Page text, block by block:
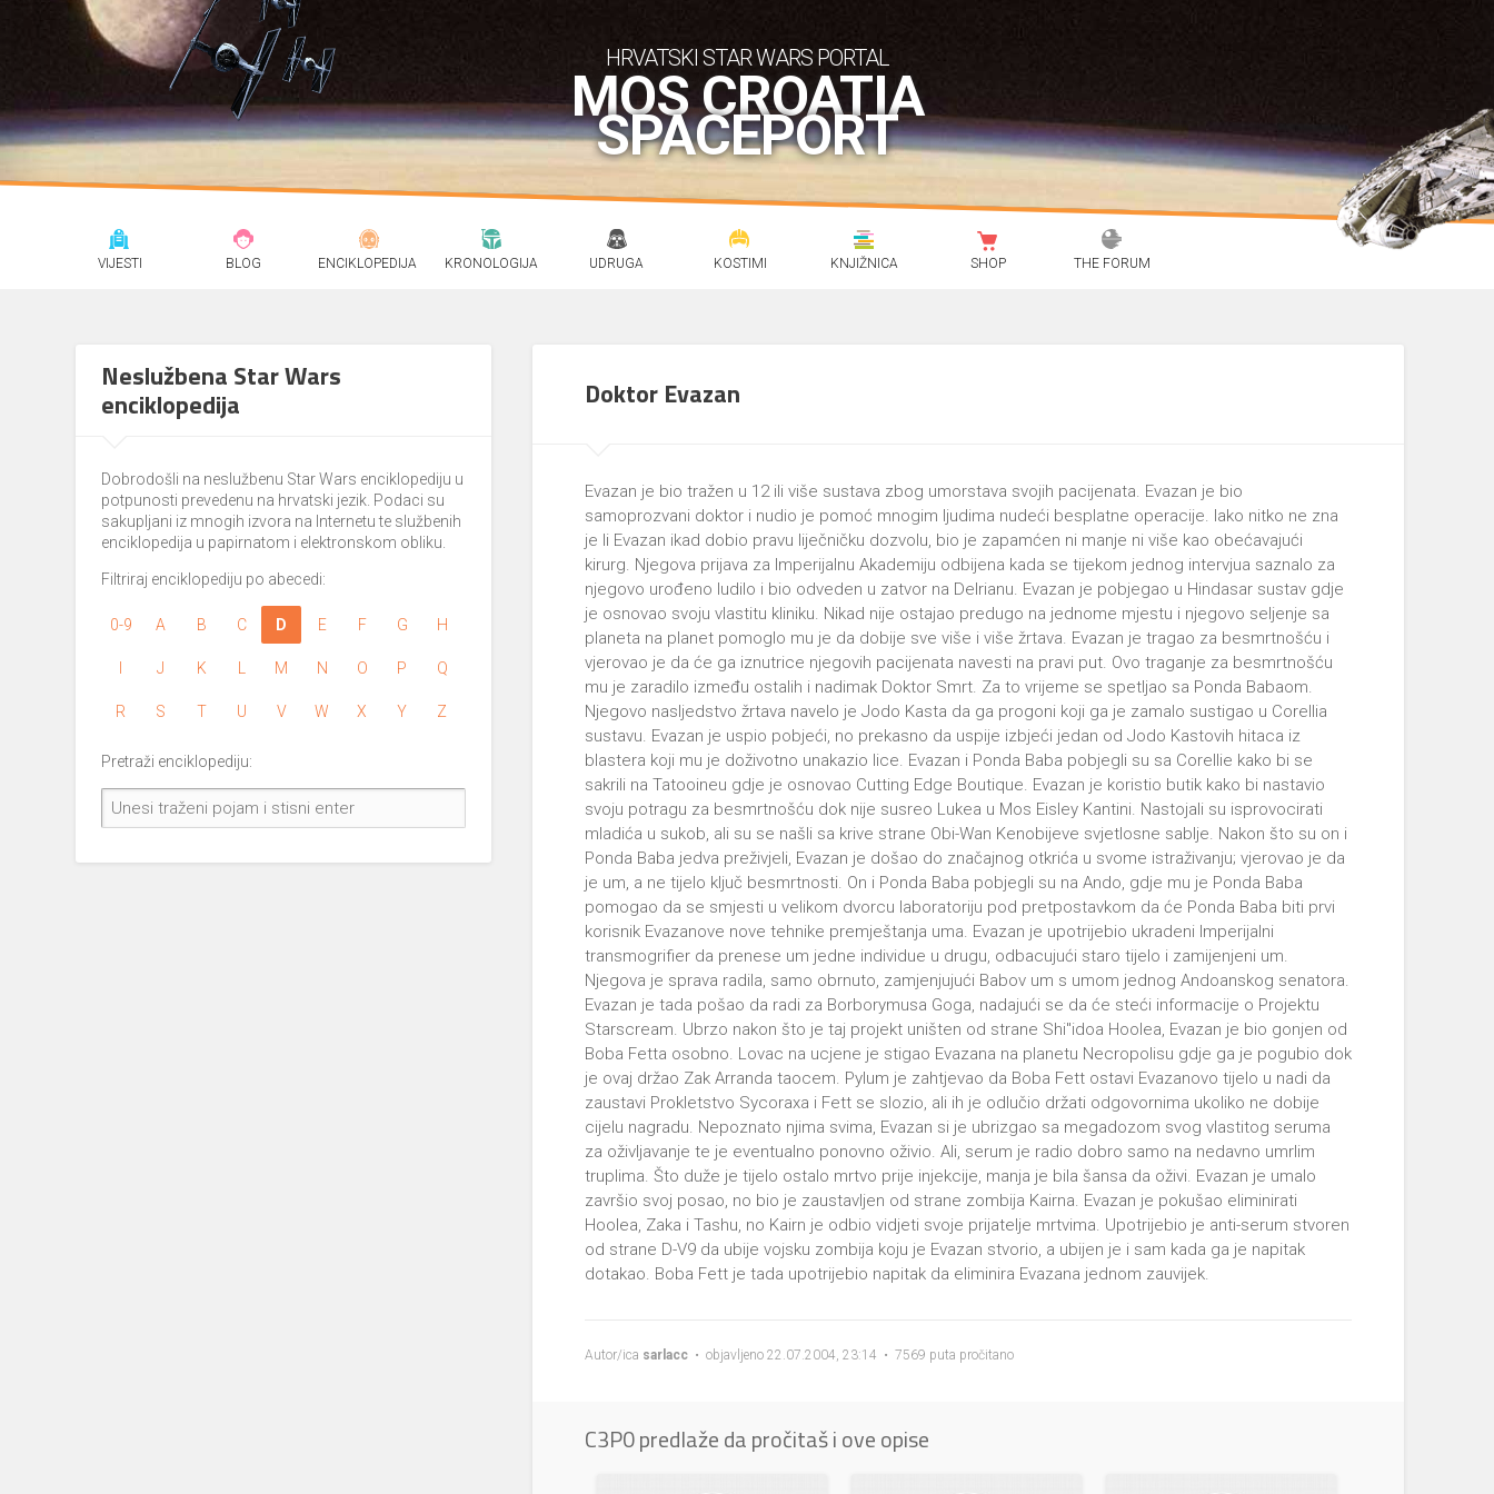
HRVATSKI STAR WARS PORTAL
MOS CROATIA
SPACEPORT
VIJESTI BLOG ENCIKLOPEDIJA KRONOLOGIJA UDRUGA KOSTIMI KNJIŽNICA SHOP THE FORUM
Neslužbena Star Wars
enciklopedija
Dobrodošli na neslužbenu Star Wars enciklopediju u
potpunosti prevedenu na hrvatski jezik. Podaci su
sakupljani iz mnogih izvora na Internetu te službenih
enciklopedija u papirnatom i elektronskom obliku.
Filtriraj enciklopediju po abecedi:
0-9 A B C D E F G H
J K M N O P Q
R S T U V W X Y Z
Pretraži enciklopediju:
Doktor Evazan
Evazan je bio tražen u 12 ili više sustava zbog umorstava svojih pacijenata. Evazan je bio
samoprozvani doktor i nudio je pomoć mnogim ljudima nudeći besplatne operacije. Iako nitko ne zna
je li Evazan ikad dobio pravu liječničku dozvolu, bio je zapamćen ni manje ni više kao obećavajući
kirurg. Njegova prijava za Imperijalnu Akademiju odbijena kada se tijekom jednog intervjua saznalo za
njegovo urođeno ludilo i bio odveden u zatvor na Delrianu. Evazan je pobjegao u Hindasar sustav gdje
je osnovao svoju vlastitu kliniku. Nikad nije ostajao predugo na jednome mjestu i njegovo seljenje sa
planeta na planet pomoglo mu je da dobije sve više i više žrtava. Evazan je tragao za besmrtnošću i
vjerovao je da će ga iznutrice njegovih pacijenata navesti na pravi put. Ovo traganje za besmrtnošću
mu je zaradilo između ostalih i nadimak Doktor Smrt. Za to vrijeme se spetljao sa Ponda Babaom.
Njegovo nasljedstvo žrtava navelo je Jodo Kasta da ga progoni koji ga je zamalo sustigao u Corellia
sustavu. Evazan je uspio pobjeći, no prekasno da uspije izbjeći jedan od Jodo Kastovih hitaca iz
blastera koji mu je doživotno unakazio lice. Evazan i Ponda Baba pobjegli su sa Corellie kako bi se
sakrili na Tatooineu gdje je osnovao Cutting Edge Boutique. Evazan je koristio butik kako bi nastavio
svoju potragu za besmrtnošću dok nije susreo Lukea u Mos Eisley Kantini. Nastojali su isprovocirati
mladića u sukob, ali su se našli sa krive strane Obi-Wan Kenobijeve svjetlosne sablje. Nakon što su on i
Ponda Baba jedva preživjeli, Evazan je došao do značajnog otkrića u svome istraživanju; vjerovao je da
je um, a ne tijelo ključ besmrtnosti. On i Ponda Baba pobjegli su na Ando, gdje mu je Ponda Baba
pomogao da se smjesti u velikom dvorcu laboratoriju pod pretpostavkom da će Ponda Baba biti prvi
korisnik Evazanove nove tehnike premještanja uma. Evazan je upotrijebio ukradeni Imperijalni
transmogrifier da prenese um jedne individue u drugu, odbacujući staro tijelo i zamijenjeni um.
Njegova je sprava radila, samo obrnuto, zamjenjujući Babov um s umom jednog Andoanskog senatora.
Evazan je tada pošao da radi za Borborymusa Goga, nadajući se da će steći informacije o Projektu
Starscream. Ubrzo nakon što je taj projekt uništen od strane Shi''idoa Hoolea, Evazan je bio gonjen od
Boba Fetta osobno. Lovac na ucjene je stigao Evazana na planetu Necropolisu gdje ga je pogubio dok
je ovaj držao Zak Arranda taocem. Pylum je zahtjevao da Boba Fett ostavi Evazanovo tijelo u nadi da
zaustavi Prokletstvo Sycoraxa i Fett se slozio, ali ih je odlučio držati odgovornima ukoliko ne dobije
cijelu nagradu. Nepoznato njima svima, Evazan si je ubrizgao sa megadozom svog vlastitog seruma
za oživljavanje te je eventualno ponovno oživio. Ali, serum je radio dobro samo na nedavno umrlim
truplima. Što duže je tijelo ostalo mrtvo prije injekcije, manja je bila šansa da oživi. Evazan je umalo
završio svoj posao, no bio je zaustavljen od strane zombija Kairna. Evazan je pokušao eliminirati
Hoolea, Zaka i Tashu, no Kairn je odbio vidjeti svoje prijatelje mrtvima. Upotrijebio je anti-serum stvoren
od strane D-V9 da ubije vojsku zombija koju je Evazan stvorio, a ubijen je i sam kada ga je napitak
dotakao. Boba Fett je tada upotrijebio napitak da eliminira Evazana jednom zauvijek.
Autor/ica sarlacc • objavljeno 22.07.2004, 23:14 • 7569 puta pročitano
C3P0 predlaže da pročitaš i ove opise